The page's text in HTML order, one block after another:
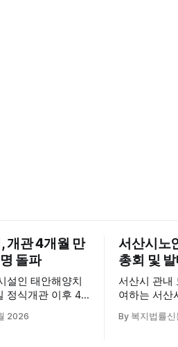
개관 4개월 만
돌파
설인 태안해양치
정식개관 이후 4
2026
서산시노
총회 및
서산시 관내
여하는 서산
장에서 창립
By 복지법률신